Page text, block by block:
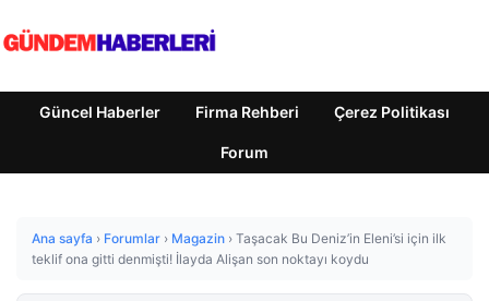
Güncel Haberler Firma Rehberi Çerez Politikası
Forum
Ana sayfa › Forumlar › Magazin › Taşacak Bu Deniz’in Eleni’si için ilk
teklif ona gitti denmişti! İlayda Alişan son noktayı koydu